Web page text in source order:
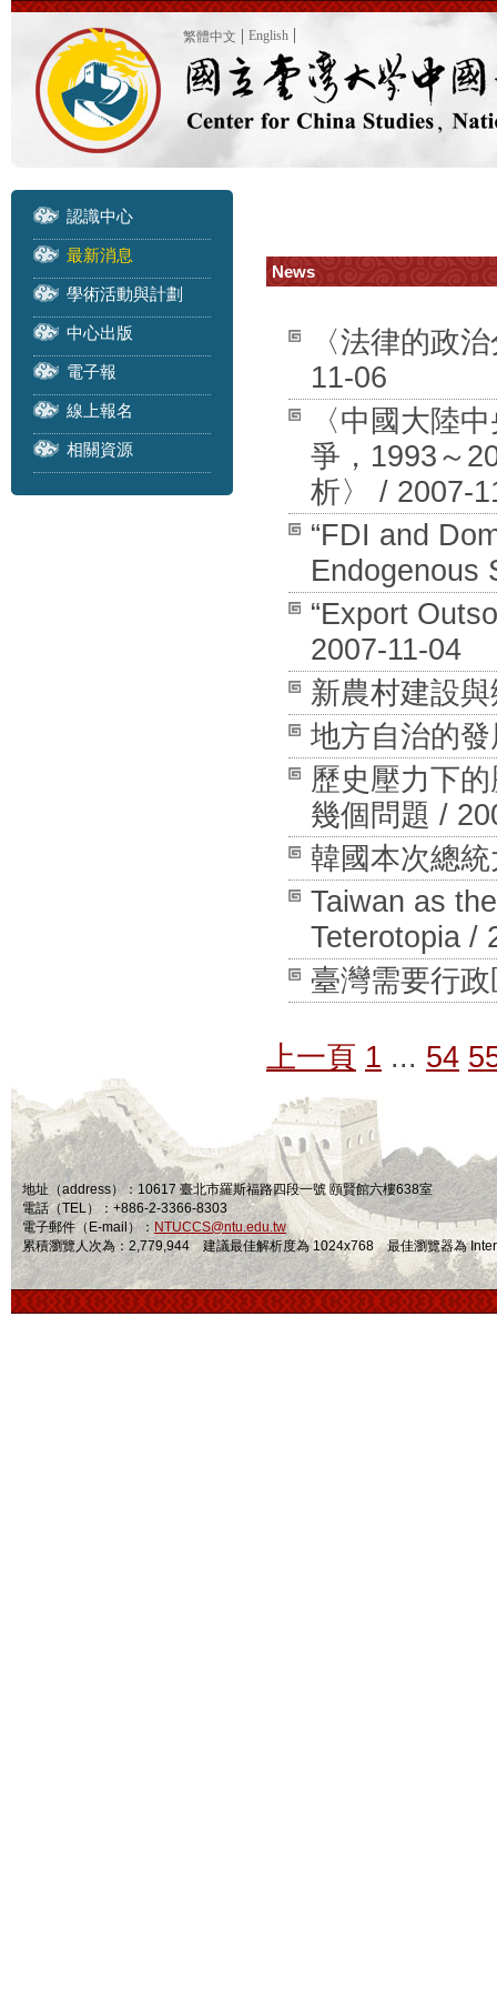
繁體中文 English
認識中心
最新消息
學術活動與計劃
中心出版
電子報
線上報名
相關資源
News
〈法律的政
11-06
〈中國大陸
爭，1993～
析〉 / 2007-
“FDI and
Endogenous
“Export
2007-11-04
新農村建設
地方自治的
歷史壓力下
幾個問題 /
韓國本次總
Taiwan as
Teterotopia /
臺灣需要行
上一頁 1 ... 54
地址（address）：10617 臺北市羅斯福路四段一號 頤賢館六樓638室
電話（TEL）：+886-2-3366-8303
電子郵件（E-mail）： NTUCCS@ntu.edu.tw
累積瀏覽人次為：2,779,944 建議最佳解析度為 1024x768 最佳瀏覽器為